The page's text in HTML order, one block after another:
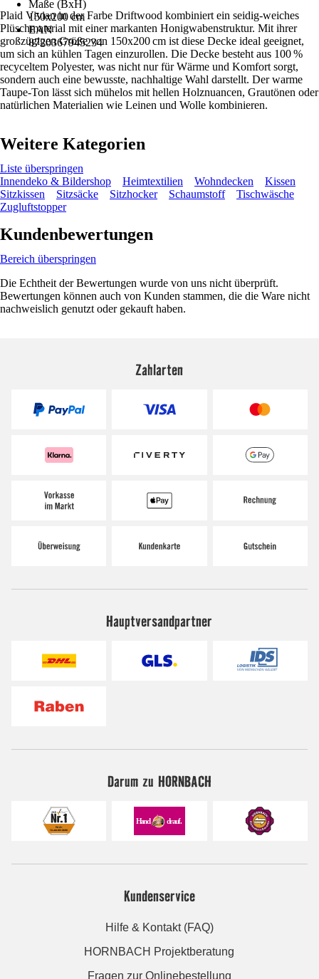
Maße (BxH)
150x200 cm
EAN
8720367945234
Plaid Vivian in der Farbe Driftwood kombiniert ein seidig-weiches
Plüschmaterial mit einer markanten Honigwabenstruktur. Mit ihrer
großzügigen Größe von 150x200 cm ist diese Decke ideal geeignet,
um sich an kühlen Tagen einzurollen. Die Decke besteht aus 100 %
recyceltem Polyester, was nicht nur für Wärme und Komfort sorgt,
sondern auch eine bewusste, nachhaltige Wahl darstellt. Der warme
Taupe-Ton lässt sich mühelos mit hellen Holznuancen, Grautönen oder
natürlichen Materialien wie Leinen und Wolle kombinieren.
Weitere Kategorien
Liste überspringen
Innendeko & Bildershop
Heimtextilien Wohndecken
Kissen
Sitzkissen
Sitzsäcke Sitzhocker Schaumstoff
Tischwäsche
Zugluftstopper
Kundenbewertungen
Bereich überspringen
Die Echtheit der Bewertungen wurde von uns nicht überprüft.
Bewertungen können auch von Kunden stammen, die die Ware nicht
nachweislich genutzt oder gekauft haben.
Zahlarten
Hauptversandpartner
Darum zu HORNBACH
Kundenservice
Hilfe & Kontakt (FAQ)
HORNBACH Projektberatung
Fragen zur Onlinebestellung